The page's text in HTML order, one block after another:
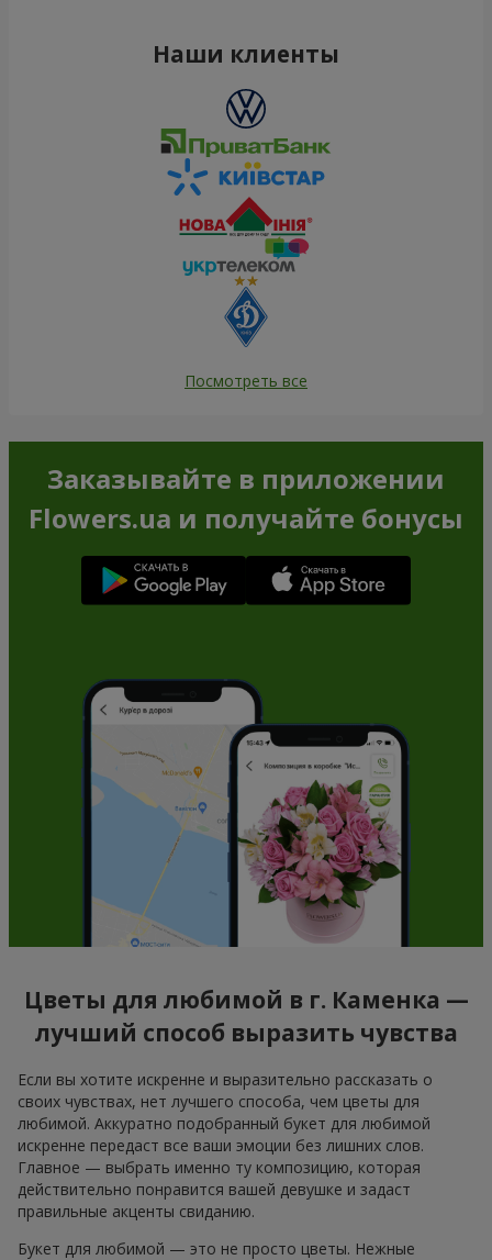
Наши клиенты
Посмотреть все
Заказывайте в приложении
Flowers.ua и получайте бонусы
Цветы для любимой в г. Каменка —
лучший способ выразить чувства
Если вы хотите искренне и выразительно рассказать о
своих чувствах, нет лучшего способа, чем цветы для
любимой. Аккуратно подобранный букет для любимой
искренне передаст все ваши эмоции без лишних слов.
Главное — выбрать именно ту композицию, которая
действительно понравится вашей девушке и задаст
правильные акценты свиданию.
Букет для любимой — это не просто цветы. Нежные